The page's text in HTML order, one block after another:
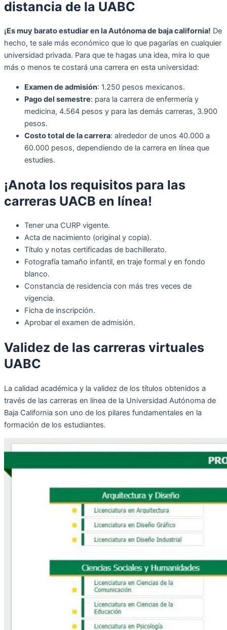
distancia de la UABC
¡Es muy barato estudiar en la Autónoma de baja california! De
hecho, te sale más económico que lo que pagarías en cualquier
universidad privada. Para que te hagas una idea, mira lo que
más o menos te costará una carrera en esta universidad:
Examen de admisión: 1.250 pesos mexicanos.
Pago del semestre: para la carrera de enfermería y
medicina, 4.564 pesos y para las demás carreras, 3.900
pesos.
Costo total de la carrera: alrededor de unos 40.000 a
60.000 pesos, dependiendo de la carrera en línea que
estudies.
¡Anota los requisitos para las
carreras UACB en línea!
Tener una CURP vigente.
Acta de nacimiento (original y copia).
Título y notas certificadas de bachillerato.
Fotografía tamaño infantil, en traje formal y en fondo
blanco.
Constancia de residencia con más tres veces de
vigencia.
Ficha de inscripción.
Aprobar el examen de admisión.
Validez de las carreras virtuales
UABC
La calidad académica y la validez de los títulos obtenidos a
través de las carreras en línea de la Universidad Autónoma de
Baja California son uno de los pilares fundamentales en la
formación de los estudiantes.